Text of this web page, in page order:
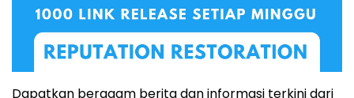
Dapatkan beragam berita dan informasi terkini dari